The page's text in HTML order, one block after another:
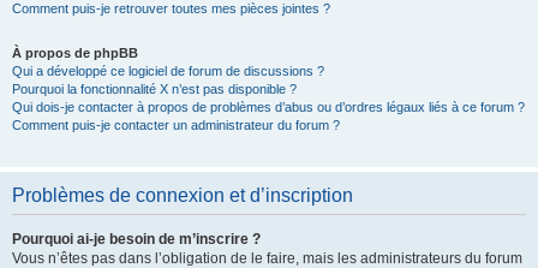
Comment puis-je retrouver toutes mes pièces jointes ?
À propos de phpBB
Qui a développé ce logiciel de forum de discussions ?
Pourquoi la fonctionnalité X n’est pas disponible ?
Qui dois-je contacter à propos de problèmes d’abus ou d’ordres légaux liés à ce forum ?
Comment puis-je contacter un administrateur du forum ?
Problèmes de connexion et d’inscription
Pourquoi ai-je besoin de m’inscrire ?
Vous n’êtes pas dans l’obligation de le faire, mais les administrateurs du forum